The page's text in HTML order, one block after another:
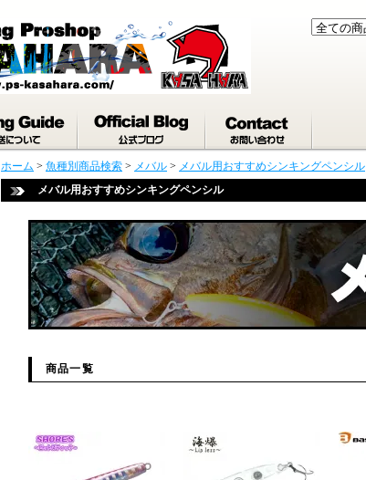
ホーム > 魚種別商品検索 > メバル > メバル用おすすめシンキングペンシル
メバル用おすすめシンキングペンシル
商品一覧